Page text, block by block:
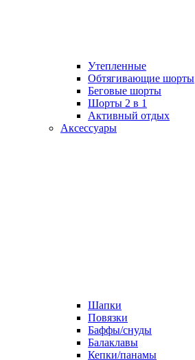
Утепленные
Обтягивающие шорты
Беговые шорты
Шорты 2 в 1
Активный отдых
Аксессуары
Шапки
Повязки
Баффы/снуды
Балаклавы
Кепки/панамы